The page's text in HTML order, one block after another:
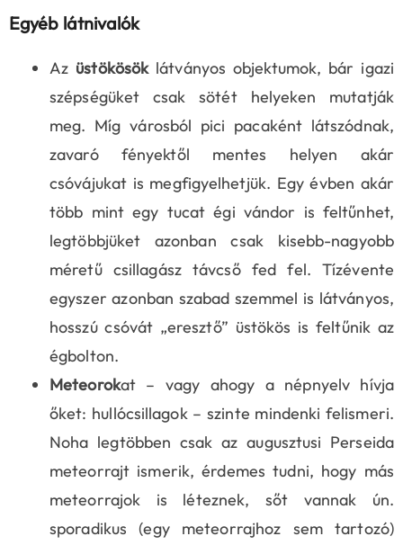
Egyéb látnivalók
Az üstökösöklátványos objektumok, bár igazi
szépségüket csak sötét helyeken mutatják
meg. Míg városból pici pacaként látszódnak,
zavaró fényektől mentes helyen akár
csóvájukat is megfigyelhetjük. Egy évben akár
több mint egy tucat égi vándor is feltűnhet,
legtöbbjüket azonban csak kisebb-nagyobb
méretű csillagász távcső fed fel. Tízévente
egyszer azonban szabad szemmel is látványos,
hosszú csóvát „eresztő” üstökös is feltűnik az
égbolton.
Meteorokat – vagy ahogy a népnyelv hívja
őket: hullócsillagok – szinte mindenki felismeri.
Noha legtöbben csak az augusztusi Perseida
meteorrajt ismerik, érdemes tudni, hogy más
meteorrajok is léteznek, sőt vannak ún.
sporadikus (egy meteorrajhoz sem tartozó)